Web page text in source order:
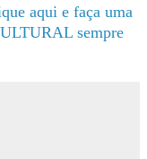
aqui e faça uma
sempre